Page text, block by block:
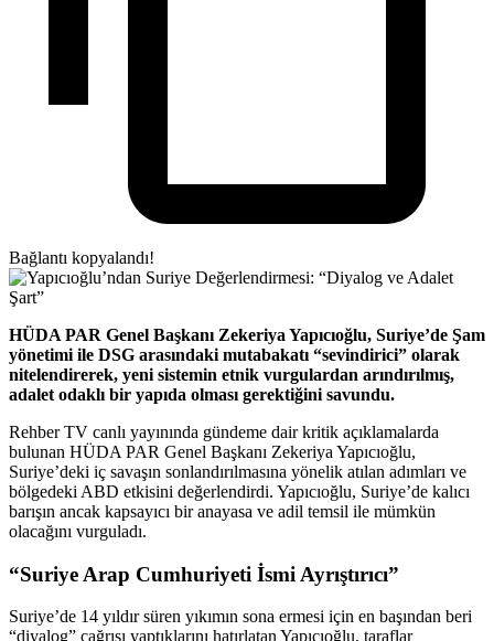
Bağlantı kopyalandı!
HÜDA PAR Genel Başkanı Zekeriya Yapıcıoğlu, Suriye’de Şam
yönetimi ile DSG arasındaki mutabakatı “sevindirici” olarak
nitelendirerek, yeni sistemin etnik vurgulardan arındırılmış,
adalet odaklı bir yapıda olması gerektiğini savundu.
Rehber TV canlı yayınında gündeme dair kritik açıklamalarda
bulunan HÜDA PAR Genel Başkanı Zekeriya Yapıcıoğlu,
Suriye’deki iç savaşın sonlandırılmasına yönelik atılan adımları ve
bölgedeki ABD etkisini değerlendirdi. Yapıcıoğlu, Suriye’de kalıcı
barışın ancak kapsayıcı bir anayasa ve adil temsil ile mümkün
olacağını vurguladı.
“Suriye Arap Cumhuriyeti İsmi Ayrıştırıcı”
Suriye’de 14 yıldır süren yıkımın sona ermesi için en başından beri
“diyalog” çağrısı yaptıklarını hatırlatan Yapıcıoğlu, taraflar